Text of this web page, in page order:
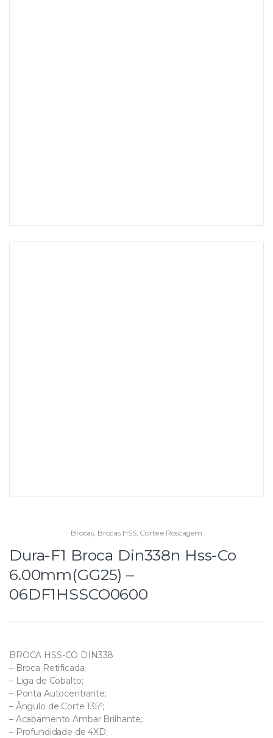
Brocas Brocas HSS, Corte e Roscagem
Dura-F1 Broca Din338n Hss-Co
6.00mm(GG25) –
06DF1HSSCO0600
BROCA HSS-CO DIN338
– Broca Retificada;
– Liga de Cobalto;
– Ponta Autocentrante;
– Ângulo de Corte 135º;
– Acabamento Ambar Brilhante;
– Profundidade de 4XD;